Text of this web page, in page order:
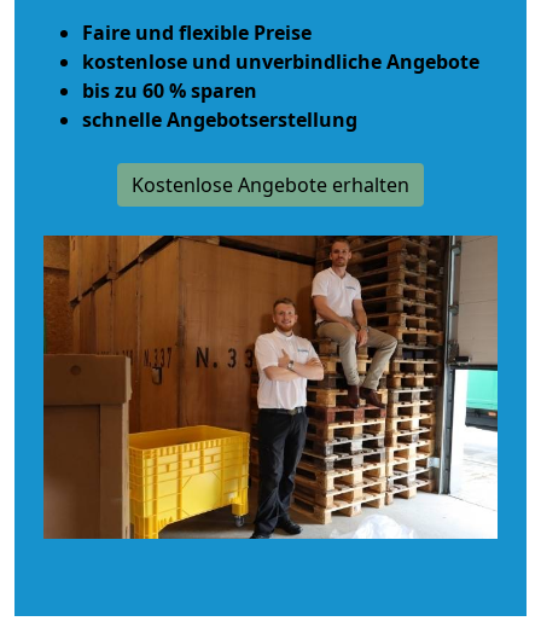
Faire und flexible Preise
kostenlose und unverbindliche Angebote
bis zu 60 % sparen
schnelle Angebotserstellung
Kostenlose Angebote erhalten